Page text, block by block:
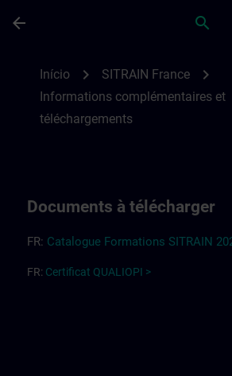
arrow_back search
Início chevron_right SITRAIN France chevron_right
Informations complémentaires et
téléchargements
Documents à télécharger
FR: Cata ogue Formations SITRAIN
FR: Certificat QUALIOPI >